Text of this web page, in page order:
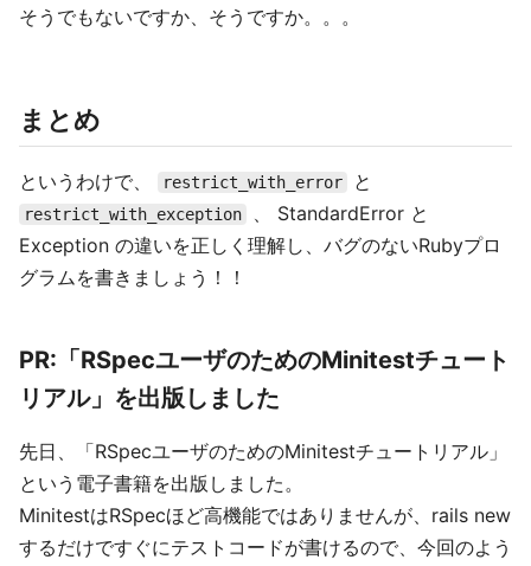
そうでもないですか、そうですか。。。
まとめ
というわけで、 restrict_with_error と
restrict_with_exception
、 StandardError と
Exception の違いを正しく理解し、バグのないRubyプロ
グラムを書きましょう！！
PR:「RSpecユーザのためのMinitestチュート
リアル」を出版しました
先日、「RSpecユーザのためのMinitestチュートリアル」
という電子書籍を出版しました。
MinitestはRSpecほど高機能ではありませんが、rails new
するだけですぐにテストコードが書けるので、今回のよう